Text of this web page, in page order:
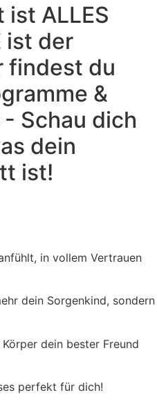
ist ALLES
ist der
findest du
&
Schau dich
dein
ist!
in vollem Vertrauen
dein Sorgenkind, sondern
dein bester Freund
perfekt für dich!